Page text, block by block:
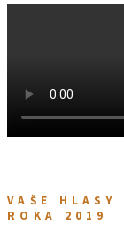
VAŠE
ROKA 2019